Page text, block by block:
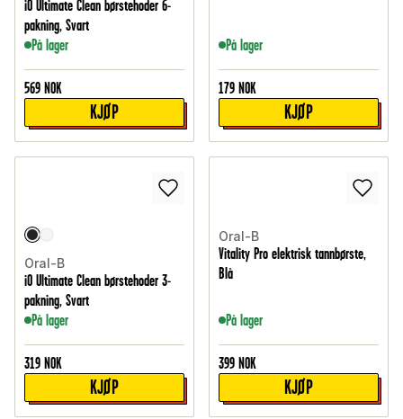
iO Ultimate Clean børstehoder 6-
pakning, Svart
På lager
569 NOK
KJØP
På lager
179 NOK
KJØP
Oral-B
iO Ultimate Clean børstehoder 3-
pakning, Svart
På lager
319 NOK
KJØP
Oral-B
Vitality Pro elektrisk tannbørste,
Blå
På lager
399 NOK
KJØP